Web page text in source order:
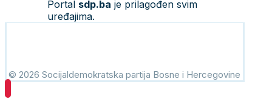
Portal sdp.ba je prilagođen svim
uređajima.
© 2026 Socijaldemokratska partija Bosne i Hercegovine